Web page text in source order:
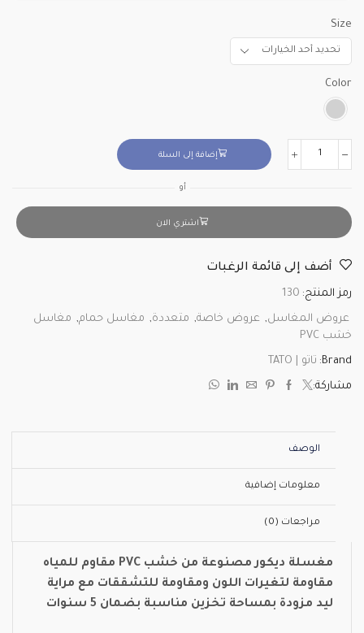
Size
Color
إضافة إلى السلة
أو
اشتري الان
أضف إلى قائمة الرغبات
رمز المنتج: 130
عروض المغاسل, عروض خاصة, متعددة, مغاسل حمام, مغاسل
خشب PVC
Brand: تاتو | TATO
مشاركة:
الوصف
معلومات إضافية
مراجعات (0)
مغسلة ديكور مصنوعة من خشب PVC مقاوم للمياه
مقاومة لتغيرات اللون ومقاومة للتشققات مع مراية
ليد مزودة بمساحة تخزين مناسبة بضمان 5 سنوات